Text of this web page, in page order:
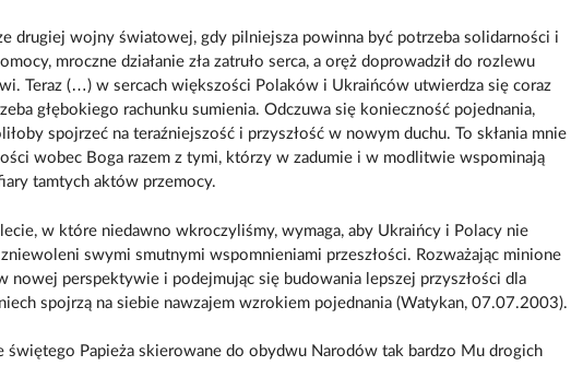
drugiej wojny światowej, gdy pilniejsza powinna być potrzeba solidarności i
mroczne działanie zła zatruło serca, a oręż doprowadził do rozlewu
Teraz (…) w sercach większości Polaków i Ukraińców utwierdza się coraz
głębokiego rachunku sumienia. Odczuwa się konieczność pojednania,
spojrzeć na teraźniejszość i przyszłość w nowym duchu. To skłania mnie
wobec Boga razem z tymi, którzy w zadumie i w modlitwie wspominają
tamtych aktów przemocy.
w które niedawno wkroczyliśmy, wymaga, aby Ukraińcy i Polacy nie
swymi smutnymi wspomnieniami przeszłości. Rozważając minione
nowej perspektywie i podejmując się budowania lepszej przyszłości dla
spojrzą na siebie nawzajem wzrokiem pojednania (Watykan, 07.07.2003).
świętego Papieża skierowane do obydwu Narodów tak bardzo Mu drogich